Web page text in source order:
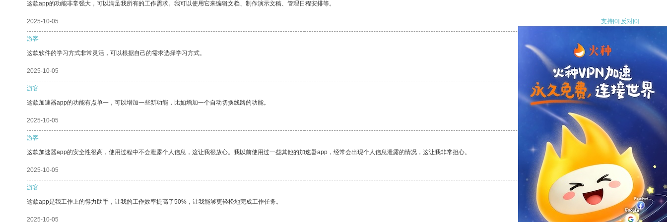
这款app的功能非常强大，可以满足我所有的工作需求。我可以使用它来编辑文档、制作演示文稿、管理日程安排等。
2025-10-05 支持[0] 反对[0]
游客
这款软件的学习方式非常灵活，可以根据自己的需求选择学习方式。
2025-10-05 支持[0] 反对
游客
这款加速器app的功能有点单一，可以增加一些新功能，比如增加一个自动切换线路的功能。
2025-10-05 支持
游客
这款加速器app的安全性很高，使用过程中不会泄露个人信息，这让我很放心。我以前使用过一些其他的加速器app，经常会出现个人信息泄露的情况，这让我非常担心。
2025-10-05 反对 [0]
游客
这款app是我工作上的得力助手，让我的工作效率提高了50%，让我能够更轻松地完成工作任务。
2025-10-05 支持[0] 反对[0]